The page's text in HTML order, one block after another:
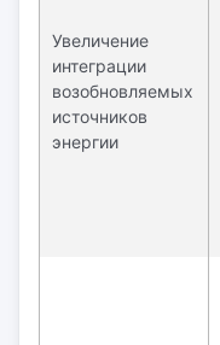
Увеличение
интеграции
возобновляемых
источников
энергии